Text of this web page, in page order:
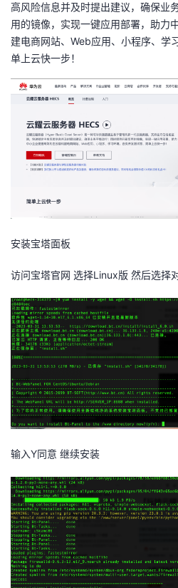
我
的
博
我
的
坛
我
圈
的
我
动
关
注
的
发
者
学
堂
我
的
课
程
我
的
认
我
的
我
我
Programs
我
的
支
持
我
的
技
术
支
我
的
云
声
高风险信息并及时提出建议，确保业
用的镜像，实现一键应用部署，助力
建电商网站、Web应用、小程序、学
单上云快一步！
安装宝塔面板
访问宝塔官网 选择Linux版 然后选择
输入Y同意 继续安装